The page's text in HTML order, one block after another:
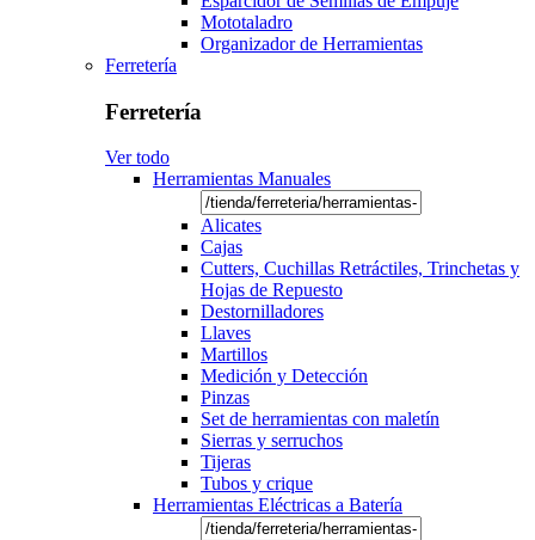
Mototaladro
Organizador de Herramientas
Ferretería
Ferretería
Ver todo
Herramientas Manuales
Alicates
Cajas
Cutters, Cuchillas Retráctiles, Trinchetas y
Hojas de Repuesto
Destornilladores
Llaves
Martillos
Medición y Detección
Pinzas
Set de herramientas con maletín
Sierras y serruchos
Tijeras
Tubos y crique
Herramientas Eléctricas a Batería